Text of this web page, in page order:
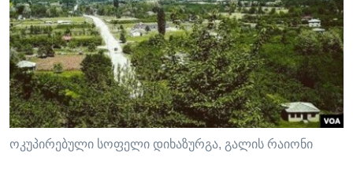
ოკუპირებული სოფელი დიხაზურგა, გალის რაიონი